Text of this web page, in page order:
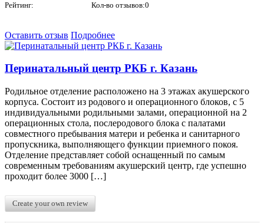
Рейтинг:
Кол-во отзывов:0
Оставить отзыв Подробнее
Перинатальный центр РКБ г. Казань
Родильное отделение расположено на 3 этажах акушерского
корпуса. Состоит из родового и операционного блоков, с 5
индивидуальными родильными залами, операционной на 2
операционных стола, послеродового блока с палатами
совместного пребывания матери и ребенка и санитарного
пропускника, выполняющего функции приемного покоя.
Отделение представляет собой оснащенный по самым
современным требованиям акушерский центр, где успешно
проходит более 3000 […]
Create your own review